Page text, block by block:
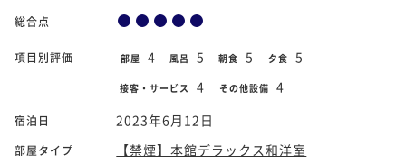
総合点
項目別評価 部屋 4 風呂 5 朝食 5 夕食 5
接客・サービス 4 その他設備 4
宿泊日 2023年6月12日
部屋タイプ
【禁煙】本館デラックス和洋室